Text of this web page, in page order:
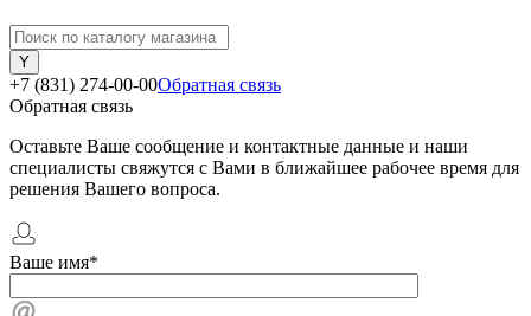
+7 (831) 274-00-00Обратная связь
Обратная связь
Оставьте Ваше сообщение и контактные данные и наши
специалисты свяжутся с Вами в ближайшее рабочее время для
решения Вашего вопроса.
Ваше имя*